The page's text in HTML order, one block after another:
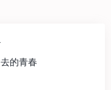
的青春